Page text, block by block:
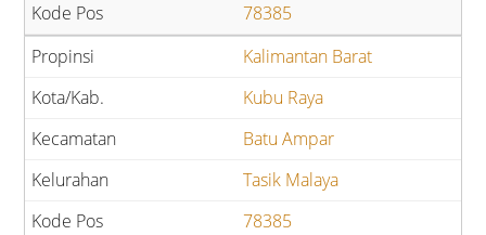
78385
Kalimantan Barat
Kubu Raya
Batu Ampar
Tasik Malaya
78385